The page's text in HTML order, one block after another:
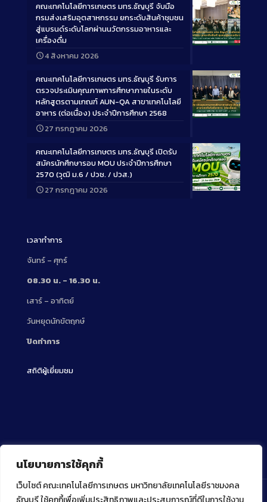
นโยบายการใช้คุกกี้
เว็บไซต์ คณะเทคโนโลยีการเกษตร มหาวิทยาลัยเทคโนโลยีราชมงคล
Long
คณะเทคโนโลยีการเกษตร มทร.ธัญบุรี จับมือ
กรมส่งเสริมอุตสาหกรรม ยกระดับสินค้าชุมชน
สู่แบรนด์ระดับโลกผ่านนวัตกรรมอาหารและ
เครื่องดื่ม
4 สิงหาคม 2026
Long
คณะเทคโนโลยีการเกษตร มทร.ธัญบุรี รับการ
ตรวจประเมินคุณภาพการศึกษาภายในระดับ
หลักสูตรตามเกณฑ์ AUN-QA สาขาเทคโนโลยี
อาหาร (ต่อเนื่อง) ประจำปีการศึกษา 2568
27 กรกฎาคม 2026
Long
คณะเทคโนโลยีการเกษตร มทร.ธัญบุรี เปิดรับ
สมัครนักศึกษารอบ MOU ประจำปีการศึกษา
2570 (วุฒิ ม.6 / ปวช. / ปวส.)
27 กรกฎาคม 2026
เวลาทำการ
จันทร์ – ศุกร์
08.30 น. – 16.30 น.
เสาร์ – อาทิตย์
วันหยุดนักขัตฤกษ์
ปิดทำการ
สถิติผู้เยี่ยมชม